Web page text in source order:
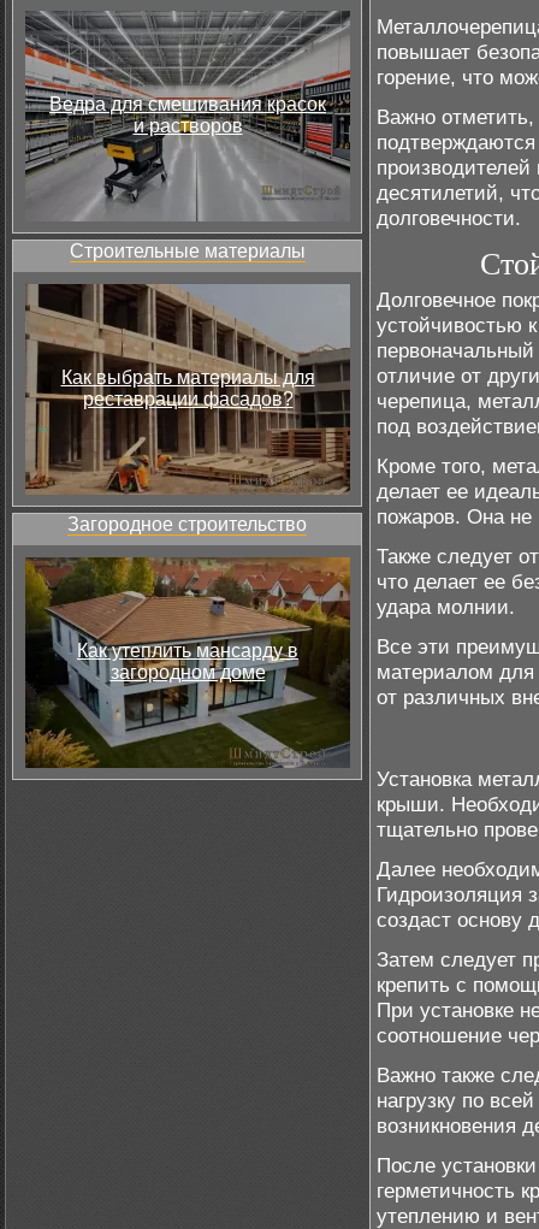
Ведра для смешивания красок
и растворов
Строительные материалы
Как выбрать материалы для
реставрации фасадов?
Загородное строительство
Как утеплить мансарду в
загородном доме
повышает
горение, что
Важно
десятилетий,
долговечности.
Долговечное
устойчивостью
отличие от
черепица,
под
Кроме того,
делает ее
пожаров. Она не
Также следует
что делает ее
удара молнии.
Все эти
материалом
от различных
Установка
крыши.
тщательно
Далее
Гидроизоляция
создаст основу
Затем следует
крепить с
При установке
соотношение
Важно также
нагрузку по
возникновения
После
герметичность
утеплению и